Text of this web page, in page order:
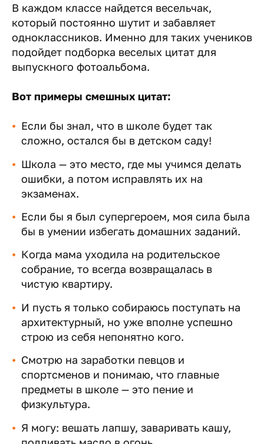
В каждом классе найдется весельчак,
который постоянно шутит и забавляет
одноклассников. Именно для таких учеников
подойдет подборка веселых цитат для
выпускного фотоальбома.
Вот примеры смешных цитат:
Если бы знал, что в школе будет так
сложно, остался бы в детском саду!
Школа — это место, где мы учимся делать
ошибки, а потом исправлять их на
экзаменах.
Если бы я был супергероем, моя сила была
бы в умении избегать домашних заданий.
Когда мама уходила на родительское
собрание, то всегда возвращалась в
чистую квартиру.
И пусть я только собираюсь поступать на
архитектурный, но уже вполне успешно
строю из себя непонятно кого.
Смотрю на заработки певцов и
спортсменов и понимаю, что главные
предметы в школе — это пение и
физкультура.
Я могу: вешать лапшу, заваривать кашу,